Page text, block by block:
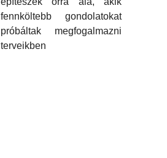
fennköltebb gondolatokat
próbáltak megfogalmazni
terveikben